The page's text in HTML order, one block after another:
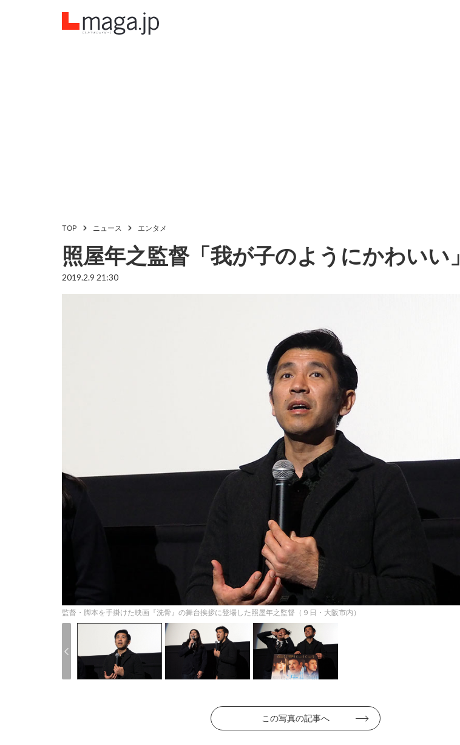
TOP ニュース エンタメ
照屋年之監督「我が子のようにかわいい」
2019.2.9 21:30
監督・脚本を手掛けた映画『洗骨』の舞台挨拶に登場した照屋年之監督（９日・大阪市内）
この写真の記事へ